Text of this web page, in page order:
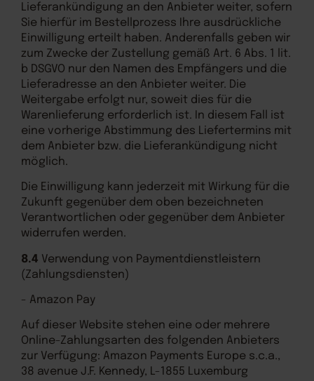
Lieferankündigung an den Anbieter weiter, sofern
Sie hierfür im Bestellprozess Ihre ausdrückliche
Einwilligung erteilt haben. Anderenfalls geben wir
zum Zwecke der Zustellung gemäß Art. 6 Abs. 1 lit.
b DSGVO nur den Namen des Empfängers und die
Lieferadresse an den Anbieter weiter. Die
Weitergabe erfolgt nur, soweit dies für die
Warenlieferung erforderlich ist. In diesem Fall ist
eine vorherige Abstimmung des Liefertermins mit
dem Anbieter bzw. die Lieferankündigung nicht
möglich.
Die Einwilligung kann jederzeit mit Wirkung für die
Zukunft gegenüber dem oben bezeichneten
Verantwortlichen oder gegenüber dem Anbieter
widerrufen werden.
8.4 Verwendung von Paymentdienstleistern
(Zahlungsdiensten)
- Amazon Pay
Auf dieser Website stehen eine oder mehrere
Online-Zahlungsarten des folgenden Anbieters
zur Verfügung: Amazon Payments Europe s.c.a.,
38 avenue J.F. Kennedy, L-1855 Luxemburg